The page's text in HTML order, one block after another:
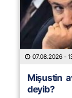
07.08.2026 -
Mişustin
deyib?